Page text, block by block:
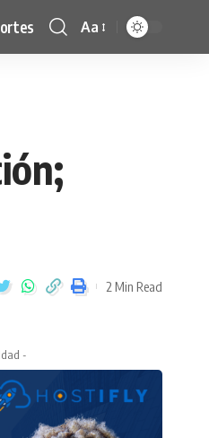
Aa
2 Min Read
-